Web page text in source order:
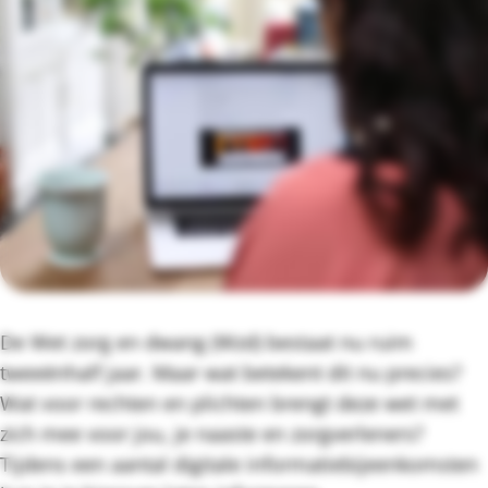
De Wet zorg en dwang (Wzd) bestaat nu ruim
tweeënhalf jaar. Maar wat betekent dit nu precies?
Wat voor rechten en plichten brengt deze wet met
zich mee voor jou, je naaste en zorgverleners?
Tijdens een aantal digitale informatiebijeenkomsten